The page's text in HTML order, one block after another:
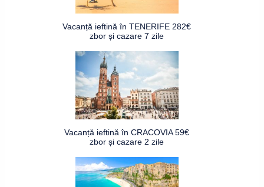
Vacanță ieftină în TENERIFE 282€
zbor și cazare 7 zile
Vacanță ieftină în CRACOVIA 59€
zbor și cazare 2 zile